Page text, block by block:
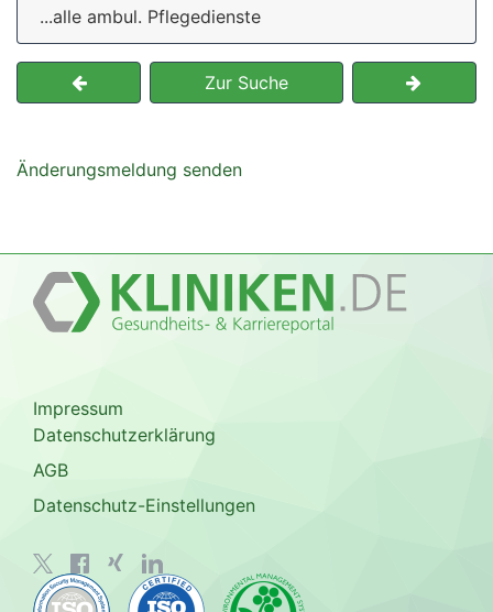
...alle ambul. Pflegedienste
Zur Suche
Änderungsmeldung senden
Impressum
Datenschutzerklärung
AGB
Datenschutz-Einstellungen